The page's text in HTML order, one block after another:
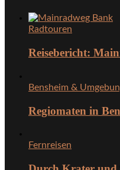
Radtouren
Reisebericht:
Bensheim &
Regiomaten in
Fernreisen